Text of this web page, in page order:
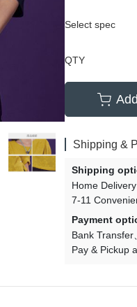
Select spec
QTY
Shipping &
Shipping
Home Delivery
7-11
Payment
Bank Transfer
Pay & Pickup